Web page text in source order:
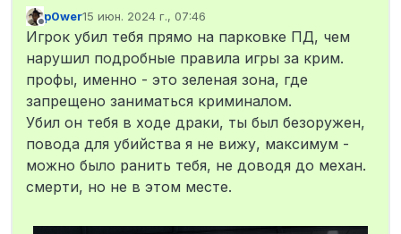
Не в сети
p0wer15 июн. 2024 г., 07:46
отредактировано
Игрок убил тебя прямо на парковке ПД, чем
нарушил подробные правила игры за крим.
профы, именно - это зеленая зона, где
запрещено заниматься криминалом.
Убил он тебя в ходе драки, ты был безоружен,
повода для убийства я не вижу, максимум -
можно было ранить тебя, не доводя до механ.
смерти, но не в этом месте.